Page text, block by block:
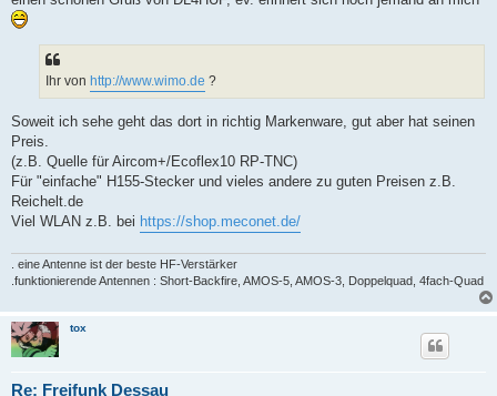
Ihr von http://www.wimo.de ?
Soweit ich sehe geht das dort in richtig Markenware, gut aber hat seinen
Preis.
(z.B. Quelle für Aircom+/Ecoflex10 RP-TNC)
Für "einfache" H155-Stecker und vieles andere zu guten Preisen z.B.
Reichelt.de
Viel WLAN z.B. bei https://shop.meconet.de/
. eine Antenne ist der beste HF-Verstärker
.funktionierende Antennen : Short-Backfire, AMOS-5, AMOS-3, Doppelquad, 4fach-Quad
tox
Re: Freifunk Dessau